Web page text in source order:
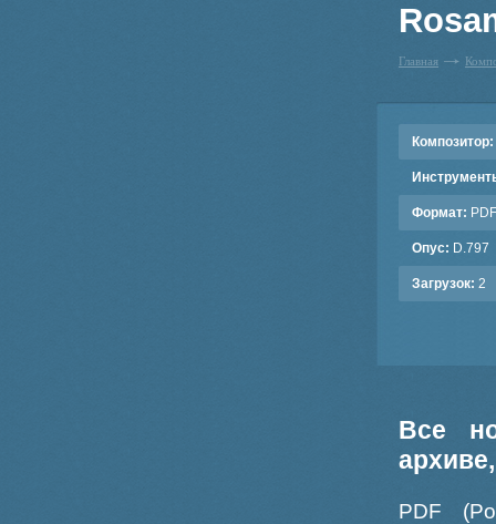
Главная
Композитор:
Формат: PDF
Опус: D.797
Загрузок: 2
Все
PDF